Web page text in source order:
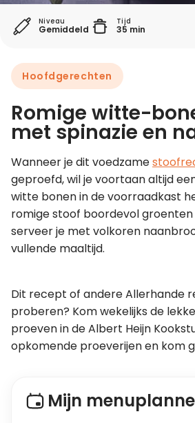
Niveau
Gemiddeld
Tijd
35 min
Hoofdgerechten
Romige witte-
met spinazie en
Wanneer je dit voedzame
geproefd, wil je voortaan altijd
witte bonen in de voorraadkast
romige stoof boordevol
serveer je met volkoren
vullende maaltijd.
Dit recept of andere Allerhande
proberen? Kom wekelijks de
proeven in de Albert Heijn
opkomende proeverijen en kom
Mijn